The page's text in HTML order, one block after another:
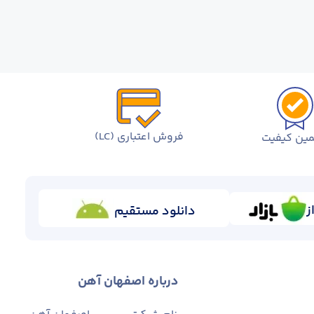
کیفیت فروش اعتباری (LC)
دانلود مستقیم
درباره اصفهان آهن